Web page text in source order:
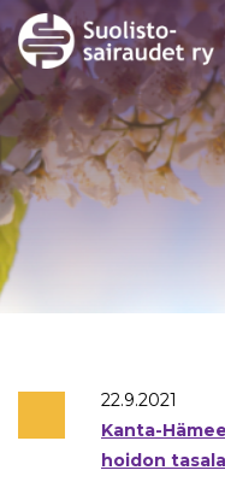
22.9.2021
Kanta-
hoidon